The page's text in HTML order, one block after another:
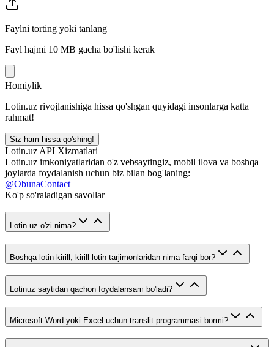
Faylni torting yoki tanlang
Fayl hajmi 10 MB gacha bo'lishi kerak
Homiylik
Lotin.uz rivojlanishiga hissa qo'shgan quyidagi insonlarga katta
rahmat!
Siz ham hissa qo'shing!
Lotin.uz API Xizmatlari
Lotin.uz imkoniyatlaridan o'z vebsaytingiz, mobil ilova va boshqa
joylarda foydalanish uchun biz bilan bog'laning:
@ObunaContact
Ko'p so'raladigan savollar
Lotin.uz o'zi nima?
Boshqa lotin-kirill, kirill-lotin tarjimonlaridan nima farqi bor?
Lotinuz saytidan qachon foydalansam bo'ladi?
Microsoft Word yoki Excel uchun translit programmasi bormi?